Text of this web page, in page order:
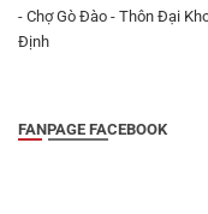
- Chợ Gò Đào - Thôn Đại
Định
FANPAGE FACEBOOK